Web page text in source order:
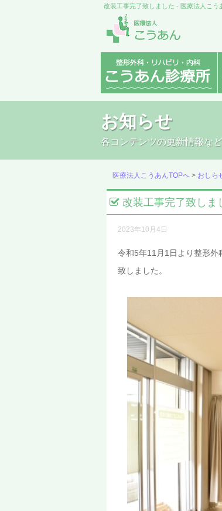
改装工事完了致しました - 医療法人こ
お知らせ
各コンテンツの更新情報な
医療法人こうあんTOPへ > おしら
改装工事完了致しま
2023年10月4日
令和5年11月1日より整形
致しました。